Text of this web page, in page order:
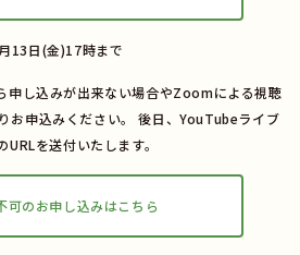
13日(金)17時まで
申し込みが出来ない場合やZoomによる視聴
お申込みください。 後日、YouTubeライブ
URLを送付いたします。
可のお申し込みはこちら